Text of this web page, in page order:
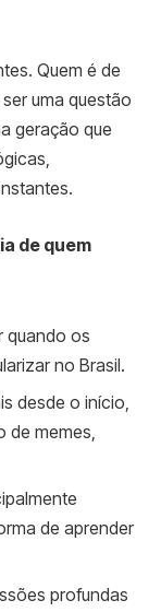
Quem é de
uma questão
geração que
de quem
quando os
no Brasil.
desde o início,
memes,
de aprender
profundas